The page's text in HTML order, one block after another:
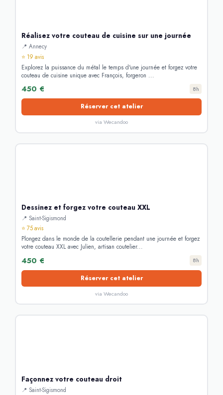
Réalisez votre couteau de cuisine sur une journée
📍 Annecy
⭐ 19 avis
Explorez la puissance du métal le temps d'une journée et forgez votre
couteau de cuisine unique avec François, forgeron ...
450 € 8h
Réserver cet atelier
via Wecandoo
Dessinez et forgez votre couteau XXL
📍 Saint-Sigismond
⭐ 75 avis
Plongez dans le monde de la coutellerie pendant une journée et forgez
votre couteau XXL avec Julien, artisan coutelier...
450 € 8h
Réserver cet atelier
via Wecandoo
Façonnez votre couteau droit
📍 Saint-Sigismond